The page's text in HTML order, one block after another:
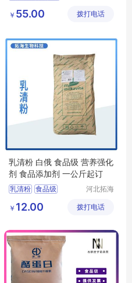
海藻酸钠厂家
技有限公
￥ 55.00 拨打电话
乳清粉 白俄 食品级 营养强化
剂 食品添加剂 一公斤起订
乳清粉 食品级
乳清粉用途
河北拓海
有限公司
￥ 12.00 拨打电话